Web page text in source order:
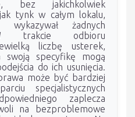
bez jakichkolwiek
tynk w całym lokalu,
żadnych
W trakcie odbioru
liczbę usterek,
specyfikę mogą
do ich usunięcia.
może być bardziej
specjalistycznych
zaplecza
na bezproblemowe